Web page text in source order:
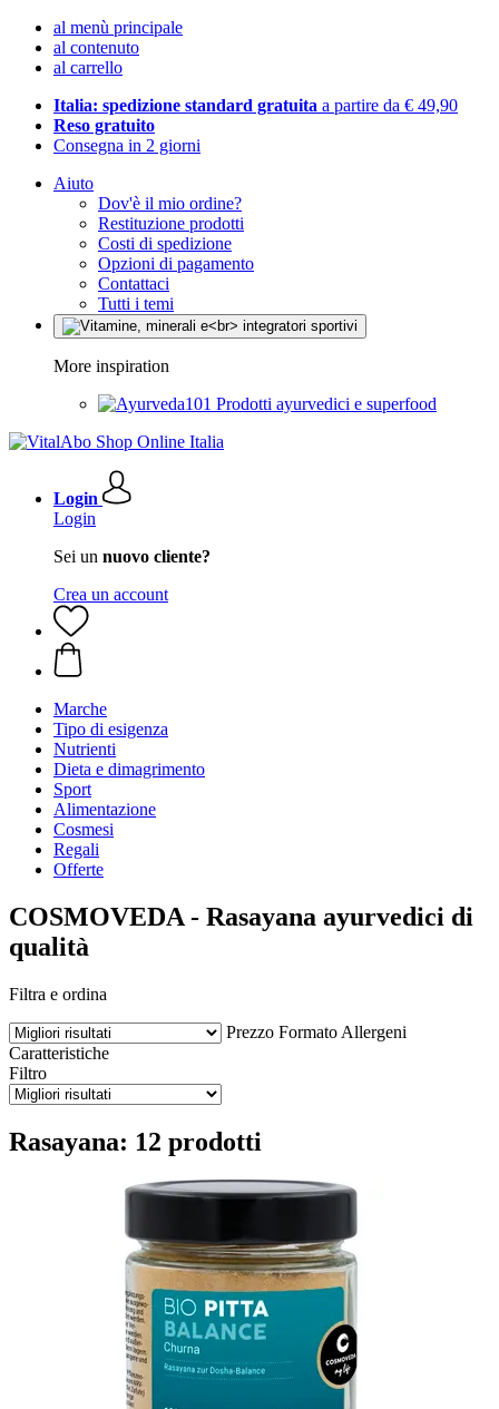
al menù principale
al contenuto
al carrello
Italia: spedizione standard gratuita a partire da € 49,90
Reso gratuito
Consegna in 2 giorni
Aiuto
Dov'è il mio ordine?
Restituzione prodotti
Costi di spedizione
Opzioni di pagamento
Contattaci
Tutti i temi
More inspiration
Prodotti ayurvedici e superfood
Login
Login
Sei un nuovo cliente?
Crea un account
Marche
Tipo di esigenza
Nutrienti
Dieta e dimagrimento
Sport
Alimentazione
Cosmesi
Regali
Offerte
COSMOVEDA - Rasayana ayurvedici di
qualità
Filtra e ordina
Prezzo Formato Allergeni
Caratteristiche
Filtro
Rasayana: 12 prodotti